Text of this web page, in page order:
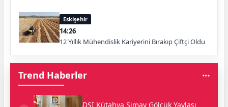
Eskişehir
14:26
12 Yıllık Mühendislik Kariyerini Bırakıp Çiftçi Oldu
Trend Haberler
DSİ Kütahya Simav Gölcük Yaylası